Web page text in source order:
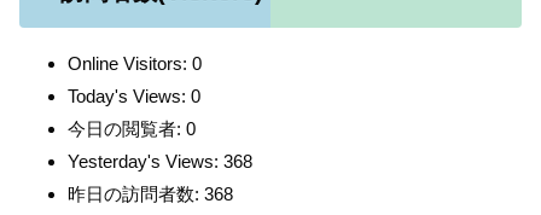
Online Visitors: 0
Today's Views: 0
今日の閲覧者: 0
Yesterday's Views: 368
昨日の訪問者数: 368